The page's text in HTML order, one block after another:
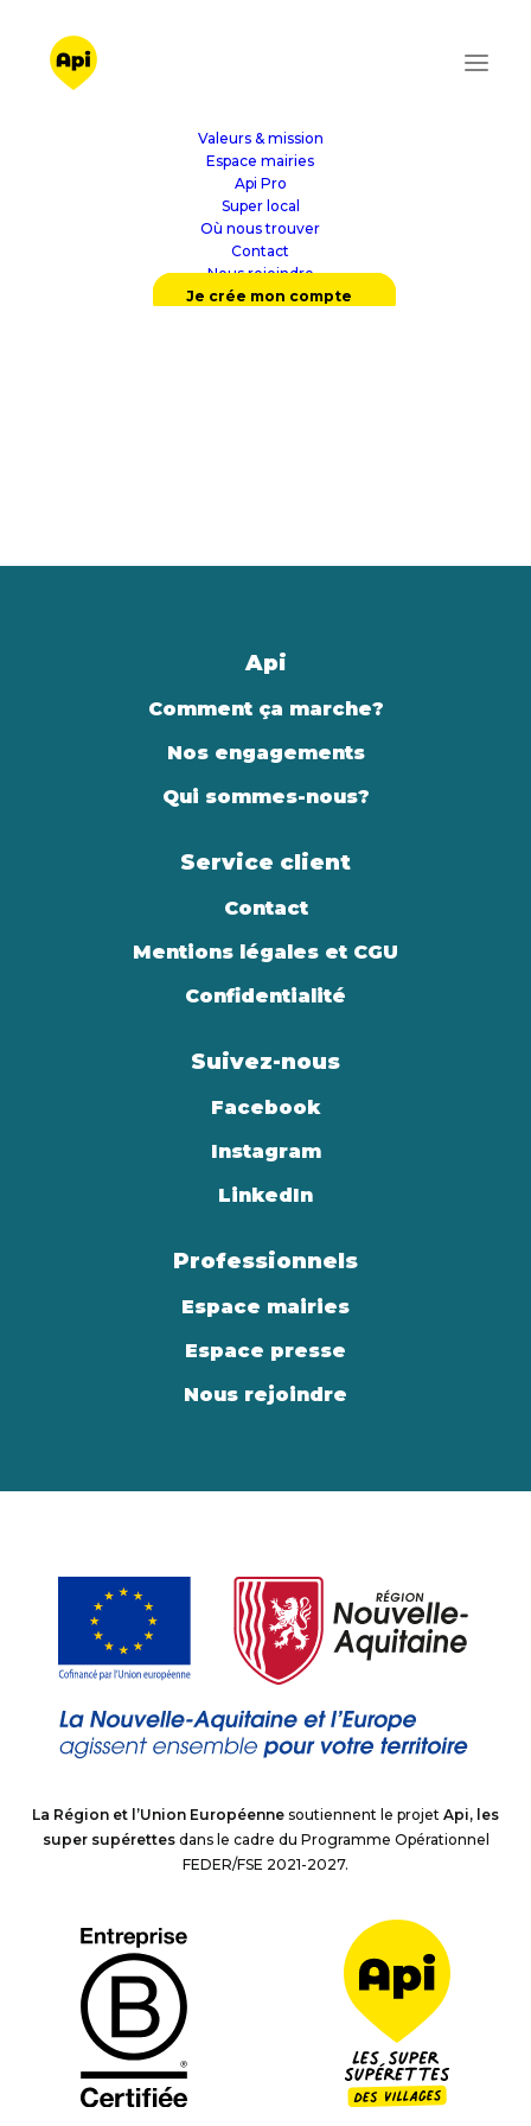
Valeurs & mission
Espace mairies
Api Pro
Super local
Où nous trouver
Contact
Nous rejoindre
Je crée mon compte
Api
Comment ça marche?
Nos engagements
Qui sommes-nous?
Service client
Contact
Mentions légales et CGU
Confidentialité
Suivez-nous
Facebook
Instagram
LinkedIn
Professionnels
Espace mairies
Espace presse
Nous rejoindre
La Région et l’Union Européenne soutiennent le projet Api, les
super supérettesdans le cadre du Programme Opérationnel
FEDER/FSE 2021-2027.